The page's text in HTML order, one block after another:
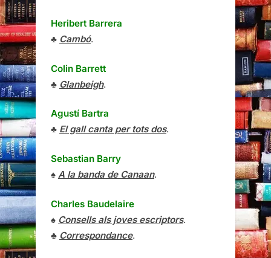
Heribert Barrera
♣ Cambó.
Colin Barrett
♣ Glanbeigh.
Agustí Bartra
♣ El gall canta per tots dos.
Sebastian Barry
♠ A la banda de Canaan.
Charles Baudelaire
♠ Consells als joves escriptors.
♣ Correspondance.